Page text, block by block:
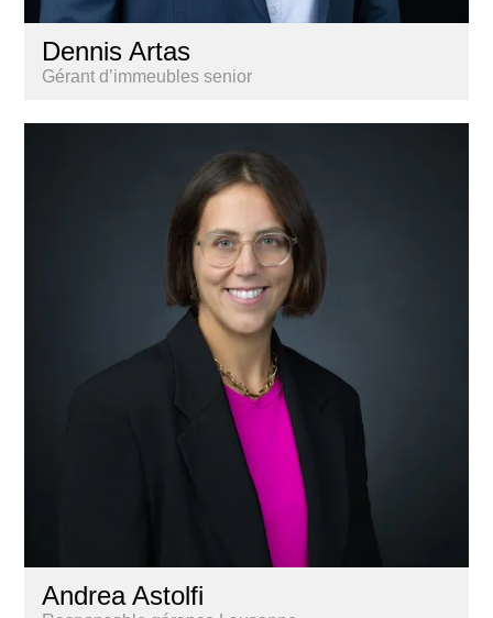
Dennis Artas
Gérant d’immeubles senior
Andrea Astolfi